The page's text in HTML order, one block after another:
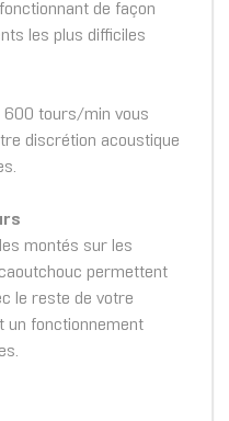
de façon
les plus difficiles
600 tours/min vous
discrétion acoustique
montés sur les
permettent
le reste de votre
un fonctionnement